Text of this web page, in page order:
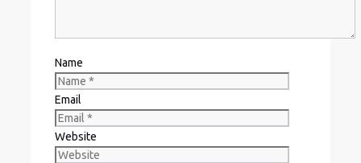
Name
Email
Website